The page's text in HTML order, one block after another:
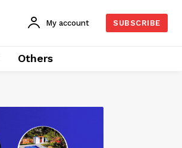
My account SUBSCRIBE
Others